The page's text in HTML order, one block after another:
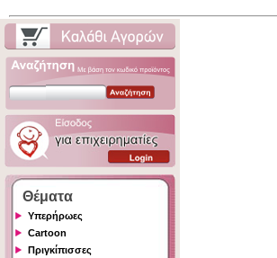
Θέματα
Υπερήρωες
Cartoon
Πριγκίπισσες